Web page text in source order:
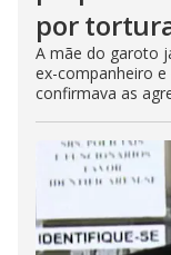
por
A mãe do garoto
ex-companheiro
confirmava as